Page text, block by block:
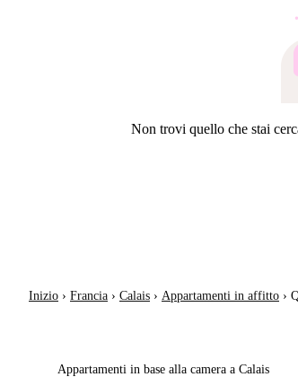
Non trovi quello che stai
Inizio › Francia › Calais › Appartamenti in affitto ›
Appartamenti in base alla camera a Calais